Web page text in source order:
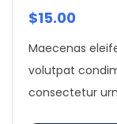
$15.00
Maecenas
volutpat
consectetur